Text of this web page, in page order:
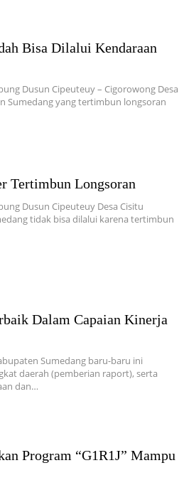
Bisa Dilalui Kendaraan
Dusun Cipeuteuy – Cigorowong Desa
Sumedang yang tertimbun longsoran
Tertimbun Longsoran
Dusun Cipeuteuy Desa Cisitu
tidak bisa dilalui karena tertimbun
Dalam Capaian Kinerja
Sumedang baru-baru ini
daerah (pemberian raport), serta
dan…
Program “G1R1J” Mampu